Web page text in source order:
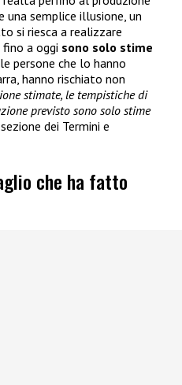
semplice illusione, un
si riesca a realizzare
a oggi sono solo stime
persone che lo hanno
hanno rischiato non
stimate, le tempistiche di
previsto sono solo stime
dei Termini e
che ha fatto